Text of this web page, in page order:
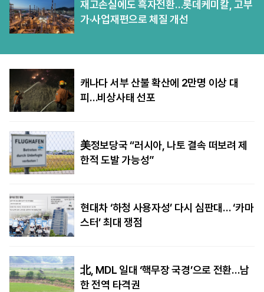
재고손실에도 흑자전환…롯데케미칼, 고부
가·사업재편으로 체질 개선
캐나다 서부 산불 확산에 2만명 이상 대
피…비상사태 선포
美정보당국 “러시아, 나토 결속 떠보려 제
한적 도발 가능성”
현대차 ‘하청 사용자성’ 다시 심판대… ‘카마
스터’ 최대 쟁점
北, MDL 일대 ‘핵무장 국경’으로 전환…남
한 전역 타격권